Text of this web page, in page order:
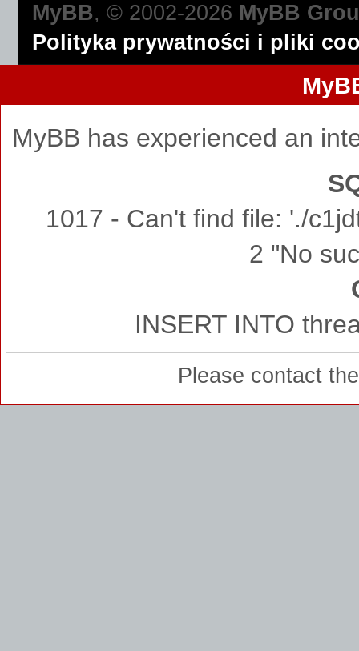
MyBB, © 2002-2026 MyBB
Polityka prywatności i pliki
MyBB has experienced an
1017 - Can't find file: './
2 "No
INSERT INTO
Please contact